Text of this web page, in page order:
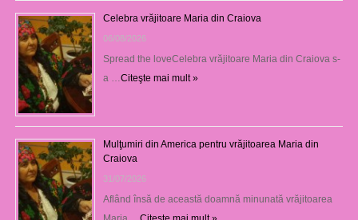
Celebra vrăjitoare Maria din Craiova
06/08/2026
Spread the loveCelebra vrăjitoare Maria din Craiova s-
a … Citeşte mai mult »
Mulţumiri din America pentru vrăjitoarea Maria din
Craiova
31/07/2026
Aflând însă de această doamnă minunată vrăjitoarea